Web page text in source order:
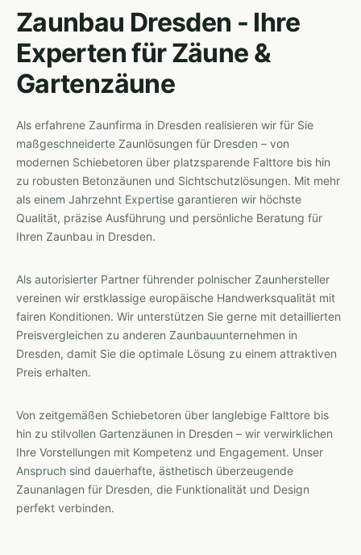
Zaunbau Dresden - Ihre
Experten für Zäune &
Gartenzäune
Als erfahrene Zaunfirma in Dresden realisieren wir für Sie
maßgeschneiderte Zaunlösungen für Dresden – von
modernen Schiebetoren über platzsparende Falttore bis hin
zu robusten Betonzäunen und Sichtschutzlösungen. Mit mehr
als einem Jahrzehnt Expertise garantieren wir höchste
Qualität, präzise Ausführung und persönliche Beratung für
Ihren Zaunbau in Dresden.
Als autorisierter Partner führender polnischer Zaunhersteller
vereinen wir erstklassige europäische Handwerksqualität mit
fairen Konditionen. Wir unterstützen Sie gerne mit detaillierten
Preisvergleichen zu anderen Zaunbauunternehmen in
Dresden, damit Sie die optimale Lösung zu einem attraktiven
Preis erhalten.
Von zeitgemäßen Schiebetoren über langlebige Falttore bis
hin zu stilvollen Gartenzäunen in Dresden – wir verwirklichen
Ihre Vorstellungen mit Kompetenz und Engagement. Unser
Anspruch sind dauerhafte, ästhetisch überzeugende
Zaunanlagen für Dresden, die Funktionalität und Design
perfekt verbinden.